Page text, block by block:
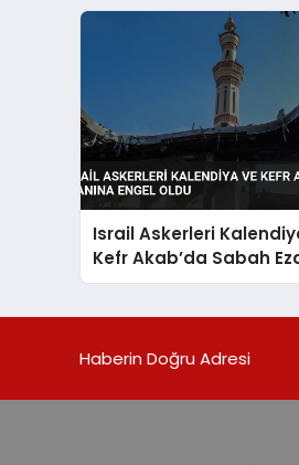
Israil Askerleri
Kefr Akab’da Sabah
Engel Oldu
Haberin Doğru Adresi